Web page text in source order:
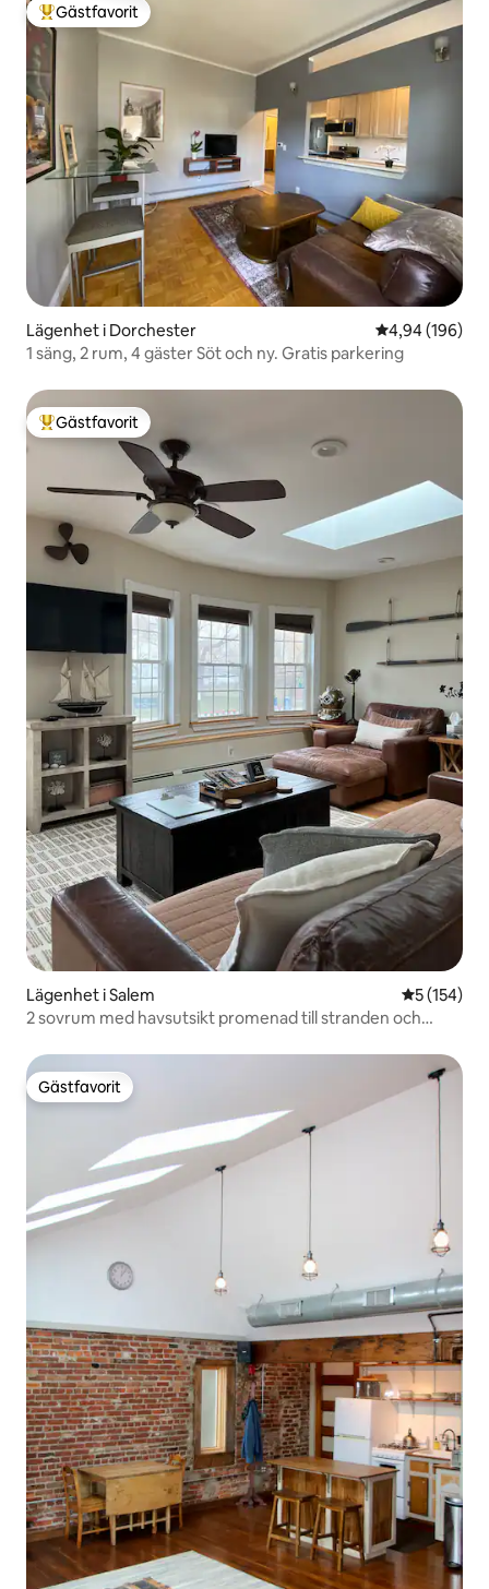
Populär gästfavorit
Gästfavorit
Lägenhet i Dorchester 4,94 av 5 i
4,94 (196)
1 säng, 2 rum, 4 gäster Söt och ny. Gratis parkering
Populär gästfavorit
Gästfavorit
Lägenhet i Salem 5 av 5 i
5 (154)
2 sovrum med havsutsikt promenad till stranden och
Gästfavorit
Gästfavorit